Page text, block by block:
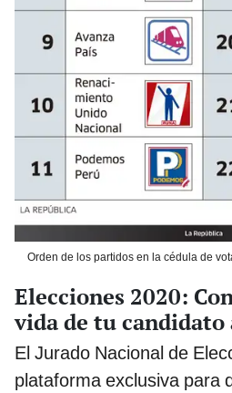
Orden de los partidos en la cédula de
Elecciones 2020:
vida de tu candidato
El Jurado Nacional de
plataforma exclusiva para